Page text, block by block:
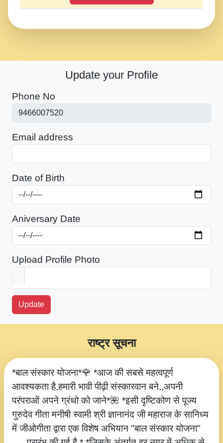
Update your Profile
Phone No
Email address
Date of Birth
Aniversary Date
Upload Profile Photo
Update
*बाल संस्कार योजना*🌹 *आज की सबसे महत्वपूर्ण
आवश्यकता है,हमारी भावी पीढ़ी संस्कारवान बने,,अपनी
परंपराओं अपने ग्रंथो को जाने*🌺 *इसी दृष्टिकोण से पूज्य
गुरुदेव गीता मनीषी स्वामी श्री ज्ञानानंद जी महाराज के सानिध्य
में जीओगीता द्वारा एक विशेष अभियान "बाल संस्कार योजना"
राष्ट्र सूचना